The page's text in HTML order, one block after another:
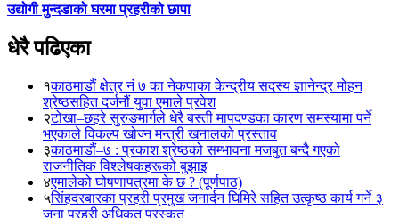
उद्योगी मुन्दडाको घरमा प्रहरीको छापा
धेरै पढिएका
१काठमाडौं क्षेत्र नं ७ का नेकपाका केन्द्रीय सदस्य ज्ञानेन्द्र मोहन
श्रेष्ठसहित दर्जनौं युवा एमाले प्रवेश
२टोखा–छहरे सुरुङमार्गले धेरै बस्ती मापदण्डका कारण समस्यामा पर्ने
भएकाले विकल्प खोज्न मन्त्री खनालको प्रस्ताव
३काठमाडौं–७ : प्रकाश श्रेष्ठको सम्भावना मजबुत बन्दै गएको
राजनीतिक विश्लेषकहरूको बुझाइ
४एमालेको घोषणापत्रमा के छ ? (पूर्णपाठ)
५सिंहदरबारका प्रहरी प्रमुख जनार्दन घिमिरे सहित उत्कृष्ठ कार्य गर्ने ३
जना प्रहरी अधिकृत पुरस्कृत